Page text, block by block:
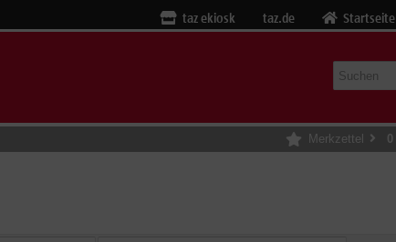
Startseite
taz.de
taz ekiosk
Merkzettel 0